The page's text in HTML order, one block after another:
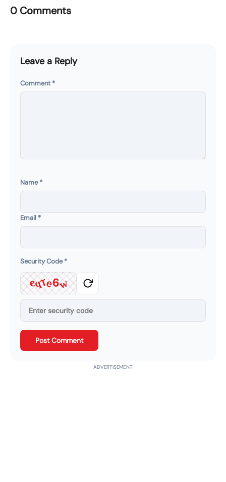
0 Comments
Leave a Reply
Comment *
Name*
Email *
Security Code*
eqTe6w
Post Comment
ADVERTISEMENT